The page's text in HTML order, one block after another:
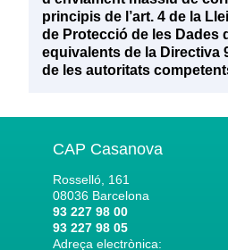
principis de l’art. 4 de la
de Protecció de les Dades
equivalents de la Directiva
de les autoritats
CAP Casanova
Rosselló, 161
08036 Barcelona
93 227 98 00
93 227 98 05
Adreça electrònica: